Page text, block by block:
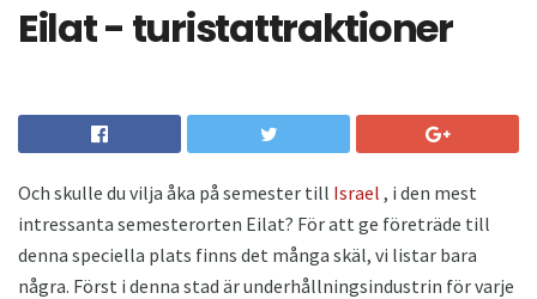
Eilat - turistattraktioner
Och skulle du vilja åka på semester till Israel , i den mest
intressanta semesterorten Eilat? För att ge företräde till
denna speciella plats finns det många skäl, vi listar bara
några. Först i denna stad är underhållningsindustrin för varje